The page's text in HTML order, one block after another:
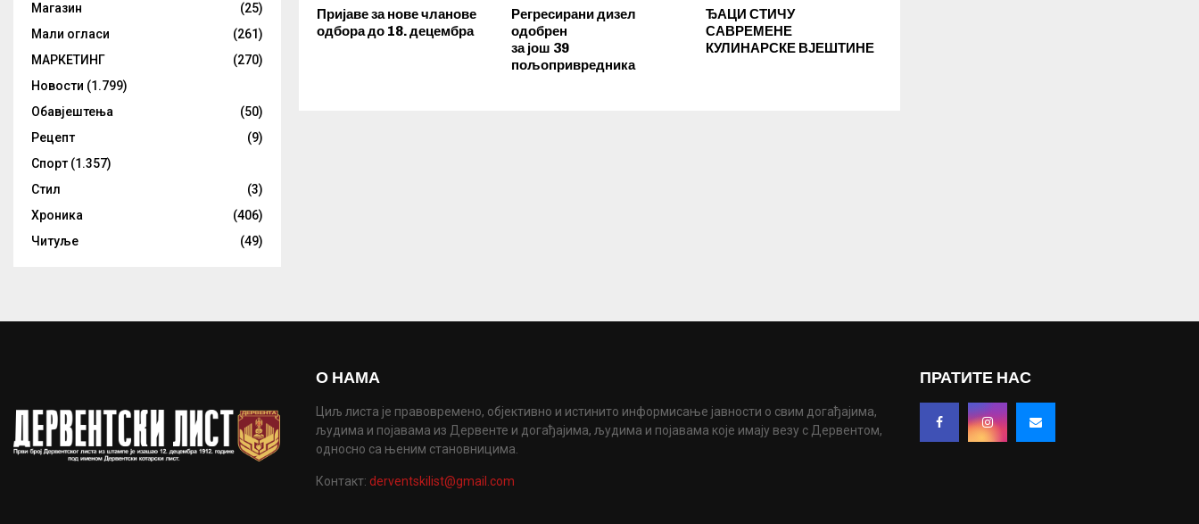
Пријаве за нове чланове
одбора до 18. децембра
Регресирани дизел
одобрен
за још 39
пољопривредника
ЂАЦИ СТИЧУ
САВРЕМЕНЕ
КУЛИНАРСКЕ ВЈЕШТИНЕ
Магазин
(25)
Мали огласи
(261)
МАРКЕТИНГ
(270)
Новости (1.799)
Обавјештења
(50)
Рецепт
(9)
Спорт (1.357)
Стил
(3)
Хроника
(406)
Читуље
(49)
О НАМА
Циљ листа је правовремено, објективно и истинито информисање јавности о свим догађајима,
људима и појавама из Дервенте и догађајима, људима и појавама које имају везу с Дервентом,
односно са њеним становницима.
Контакт: derventskilist@gmail.com
ПРАТИТЕ НАС